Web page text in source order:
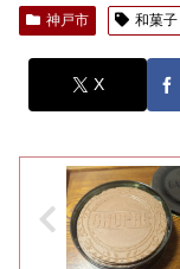
神戸市 和菓子
X